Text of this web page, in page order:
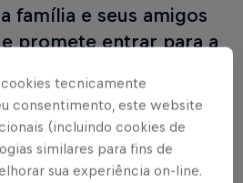
família e seus amigos
promete entrar para a
começa às 19h, mas a festa
partir das 18h você já pode
e entrar no clima.
tecnicamente
consentimento, este website
(incluindo cookies de
similares para fins de
sua experiência on-line.